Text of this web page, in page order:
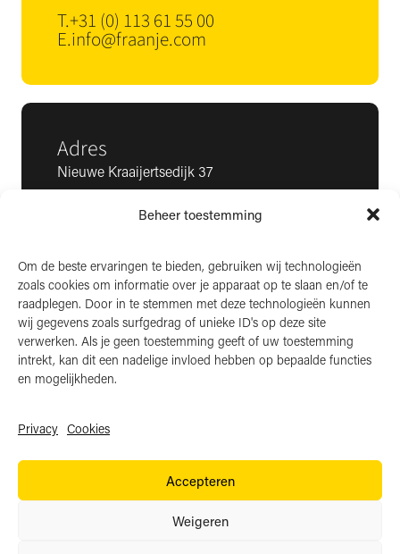
Beheer toestemming
Om de beste ervaringen te bieden, gebruiken wij technologieën
zoals cookies om informatie over je apparaat op te slaan en/of te
raadplegen. Door in te stemmen met deze technologieën kunnen
wij gegevens zoals surfgedrag of unieke ID's op deze site
verwerken. Als je geen toestemming geeft of uw toestemming
intrekt, kan dit een nadelige invloed hebben op bepaalde functies
en mogelijkheden.
Privacy Cookies
Accepteren
Weigeren
T.+31 (0) 113 61 55 00
E.info@fraanje.com
Adres
Nieuwe Kraaijertsedijk 37
4458 NK ’s-Heer Arendskerke
BTW: NL006850807
LinkedIn
Instagram
Facebook
Algemene voorwaarden
BlackDesk